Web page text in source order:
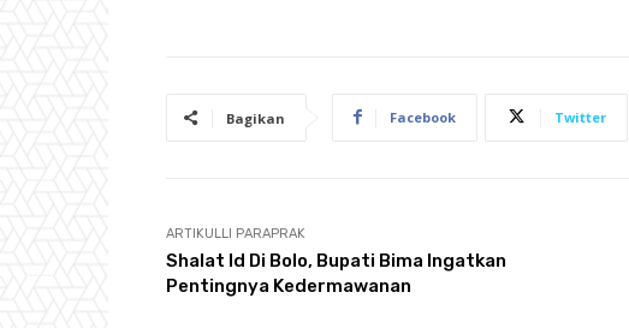
Bagikan Facebook Twitter
ARTIKULLI PARAPRAK
Shalat Id Di Bolo, Bupati Bima Ingatkan
Pentingnya Kedermawanan